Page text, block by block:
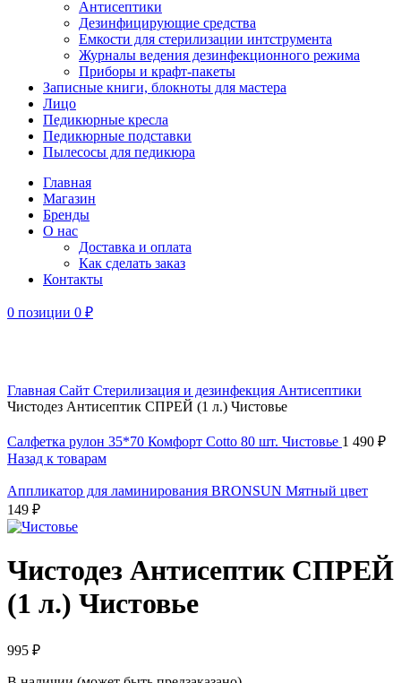
Антисептики
Дезинфицирующие средства
Емкости для стерилизации интструмента
Журналы ведения дезинфекционного режима
Приборы и крафт-пакеты
Записные книги, блокноты для мастера
Лицо
Педикюрные кресла
Педикюрные подставки
Пылесосы для педикюра
Главная
Магазин
Бренды
О нас
Доставка и оплата
Как сделать заказ
Контакты
0 позиции 0 ₽
Главная Сайт Стерилизация и дезинфекция Антисептики
Чистодез Антисептик СПРЕЙ (1 л.) Чистовье
Салфетка рулон 35*70 Комфорт Cotto 80 шт. Чистовье 1 490 ₽
Назад к товарам
Аппликатор для ламинирования BRONSUN Мятный цвет
149 ₽
Чистодез Антисептик СПРЕЙ
(1 л.) Чистовье
995 ₽